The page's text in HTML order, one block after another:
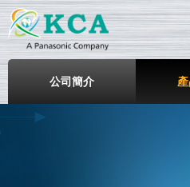
鎧鋒
公司簡介